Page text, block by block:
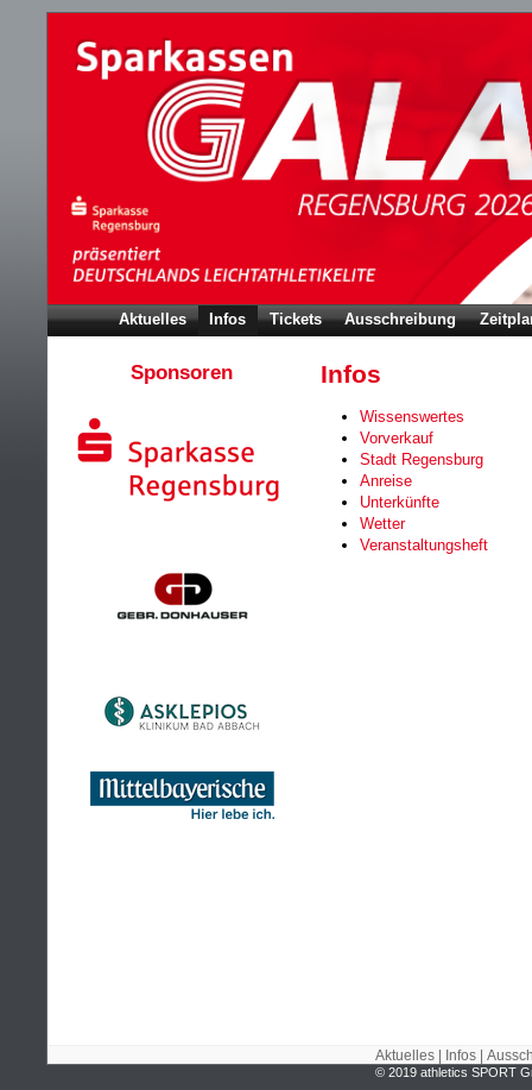
Aktuelles Infos Tickets Ausschreibung
Sponsoren Infos
Wissenswertes
Vorverkauf
Stadt Regensburg
Anreise
Unterkünfte
Wetter
Veranstaltungsheft
Aktuelles | Infos |
© 2019 athletics SPORT